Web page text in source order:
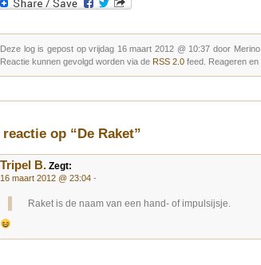
Deze log is gepost op vrijdag 16 maart 2012 @ 10:37 door
Reactie kunnen gevolgd worden via de RSS 2.0 feed. Reageren en
reactie op “De Raket”
Tripel B. Zegt:
16 maart 2012 @ 23:04 -
Raket is de naam van een hand- of impulsijsje.